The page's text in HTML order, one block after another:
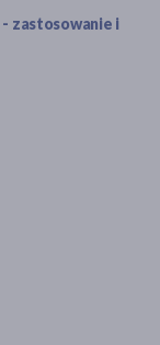
zastosowanie i